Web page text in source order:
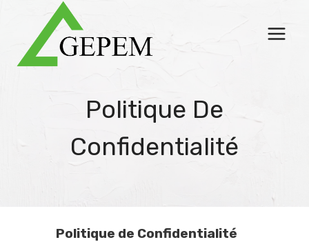
content
Politique De
Confidentialité
Politique de Confidentialité